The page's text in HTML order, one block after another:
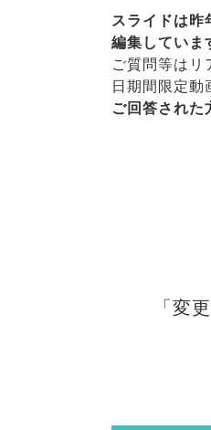
スライドは昨
編集していま
ご質問等はリ
日期間限定
ご回答された
「変